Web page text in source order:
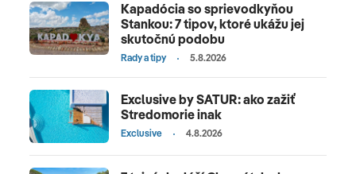
Kapadócia so sprievodkyňou
Stankou: 7 tipov, ktoré ukážu jej
skutočnú podobu
Rady a tipy 5.8.2026
Exclusive by SATUR: ako zažiť
Stredomorie inak
Exclusive 4.8.2026